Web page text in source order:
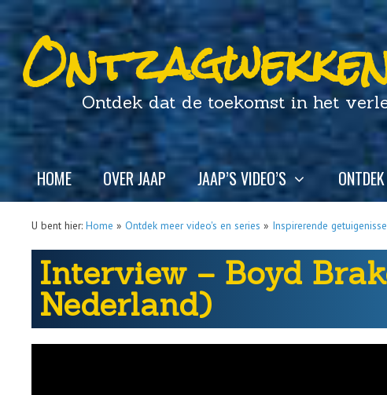
Ontdek dat de toekomst in het
HOME OVER JAAP JAAP’S VIDEO’S
U bent hier: Home » Ontdek meer video's en series » Inspirerende
Interview – Boyd
Nederland)